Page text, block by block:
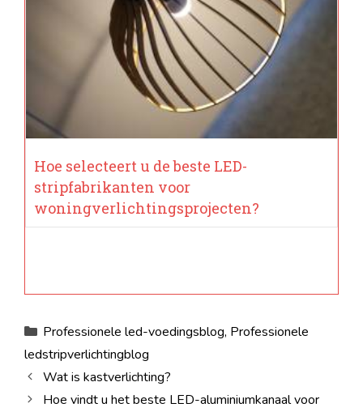
Hoe selecteert u de beste LED-
stripfabrikanten voor
woningverlichtingsprojecten?
Categorieën
Professionele led-voedingsblog, Professionele
ledstripverlichtingblog
Wat is kastverlichting?
Hoe vindt u het beste LED-aluminiumkanaal voor